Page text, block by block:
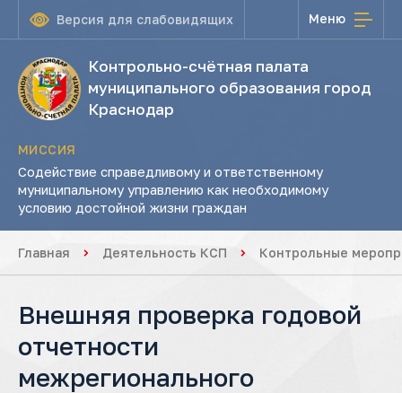
Версия для слабовидящих Меню
Контрольно-счётная палата
муниципального образования город
Краснодар
МИССИЯ
Содействие справедливому и ответственному
муниципальному управлению как необходимому
условию достойной жизни граждан
Главная Деятельность КСП Контрольные
Внешняя проверка годовой
отчетности
межрегионального